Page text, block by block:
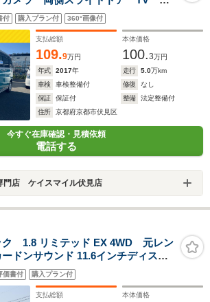
突被害軽減システム オートマチ
ートキー アイドリングストッ
CVT ベンチシート
付 購入プラン付 360°画像付
支払総額
109.9万円
本体価格
100.3万円
年式
2017年 走行 5.0万km
車検
車検整備付 修復
なし
保証
保証付 整備
法定整備付
住所
京都府京都市伏見区
今すぐ在庫確認・見積依頼
電話する
門店 ケイスマイル伏見店
ク 1.8 リミテッド EX 4WD 元レン
ドンサウンド 11.6インチディスプ
オーディオ フロントカメ
ックカメラ 全周囲カメラ 電動
ーター
価書付 購入プラン付
支払総額 本体価格